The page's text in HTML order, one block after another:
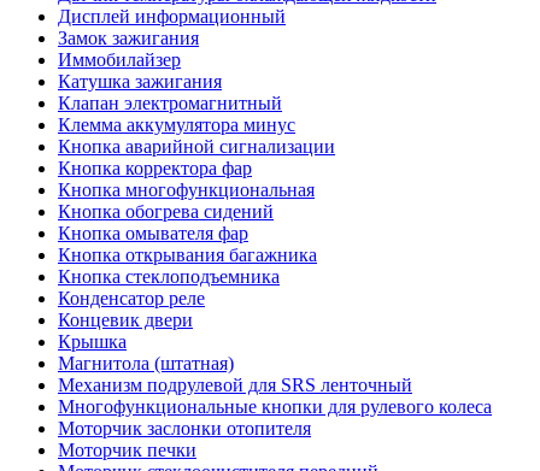
Дисплей информационный
Замок зажигания
Иммобилайзер
Катушка зажигания
Клапан электромагнитный
Клемма аккумулятора минус
Кнопка аварийной сигнализации
Кнопка корректора фар
Кнопка многофункциональная
Кнопка обогрева сидений
Кнопка омывателя фар
Кнопка открывания багажника
Кнопка стеклоподъемника
Конденсатор реле
Концевик двери
Крышка
Магнитола (штатная)
Механизм подрулевой для SRS ленточный
Многофункциональные кнопки для рулевого колеса
Моторчик заслонки отопителя
Моторчик печки